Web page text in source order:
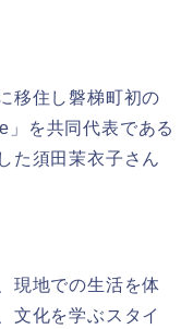
移住し磐梯町初の
を共同代表である
た須田茉衣子さん
現地での生活を体
文化を学ぶスタイ